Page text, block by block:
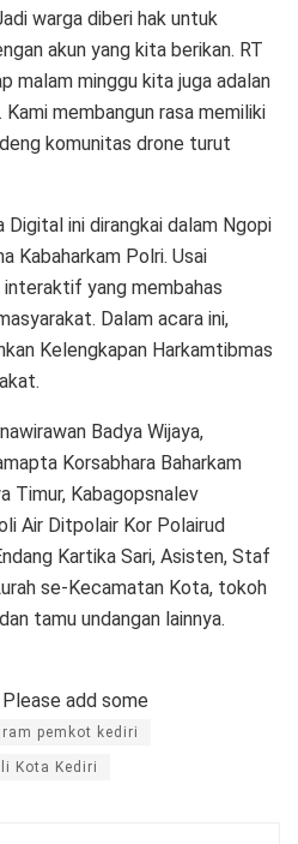
warga diberi hak untuk
akun yang kita berikan. RT
malam minggu kita juga adalan
membangun rasa memiliki
komunitas drone turut
Digital ini dirangkai dalam Ngopi
Kabaharkam Polri. Usai
yang membahas
Dalam acara ini,
Kelengkapan Harkamtibmas
Badya Wijaya,
Korsabhara Baharkam
Timur, Kabagopsnalev
Air Ditpolair Kor Polairud
Kartika Sari, Asisten, Staf
se-Kecamatan Kota, tokoh
tamu undangan lainnya.
add some
pemkot kediri
Kota Kediri